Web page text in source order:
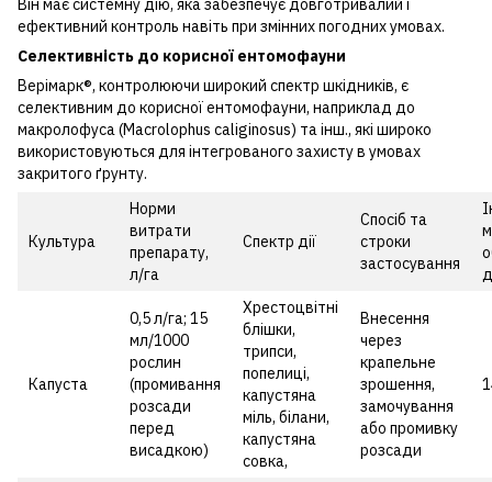
Він має системну дію, яка забезпечує довготривалий і
ефективний контроль навіть при змінних погодних умовах.
Селективність до корисної ентомофауни
Верімарк®, контролюючи широкий спектр шкідників, є
селективним до корисної ентомофауни, наприклад до
макролофуса (Macrolophus caliginosus) та інш., які широко
використовуються для інтегрованого захисту в умовах
закритого ґрунту.
Культура
Норми
витрати
препарату,
л/га
Спектр дії
Спосіб та
строки
застосування
Капуста
0,5 л/га; 15
мл/1000
рослин
(промивання
розсади
перед
висадкою)
Хрестоцвітні
блішки,
трипси,
попелиці,
капустяна
міль, білани,
капустяна
совка,
Внесення
через
крапельне
зрошення,
замочування
або промивку
розсади